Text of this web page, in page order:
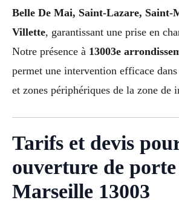
Belle De Mai, Saint-Lazare, Saint-
Villette, garantissant une prise en
Notre présence à 13003e
permet une intervention efficace
et zones périphériques de la zone de
Tarifs et devis
ouverture de porte
Marseille 13003